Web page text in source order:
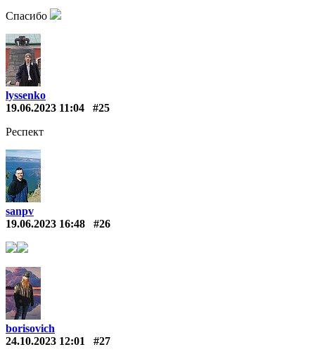
Спасибо
lyssenko
19.06.2023 11:04
#25
Респект
sanpv
19.06.2023 16:48
#26
borisovich
24.10.2023 12:01
#27